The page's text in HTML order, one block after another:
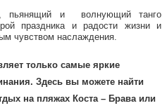
пьянящий и волнующий танго
праздника и радости жизни и
чувством наслаждения.
только самые яркие
Здесь вы можете найти
на пляжах Коста – Брава или